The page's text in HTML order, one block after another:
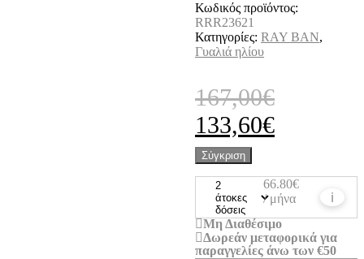
Κωδικός προϊόντος:
RRR23621
Κατηγορίες:RAY BAN,
Γυαλιά ηλίου
167,00€
Original
price
was:
167,00€.
133,60€Η
τιμή
είναι:
133,60€.
66.80€
/ μήνα
ℹ
Σύγκριση
Μη Διαθέσιμο
Δωρεάν μεταφορικά για
παραγγελίες άνω των €50